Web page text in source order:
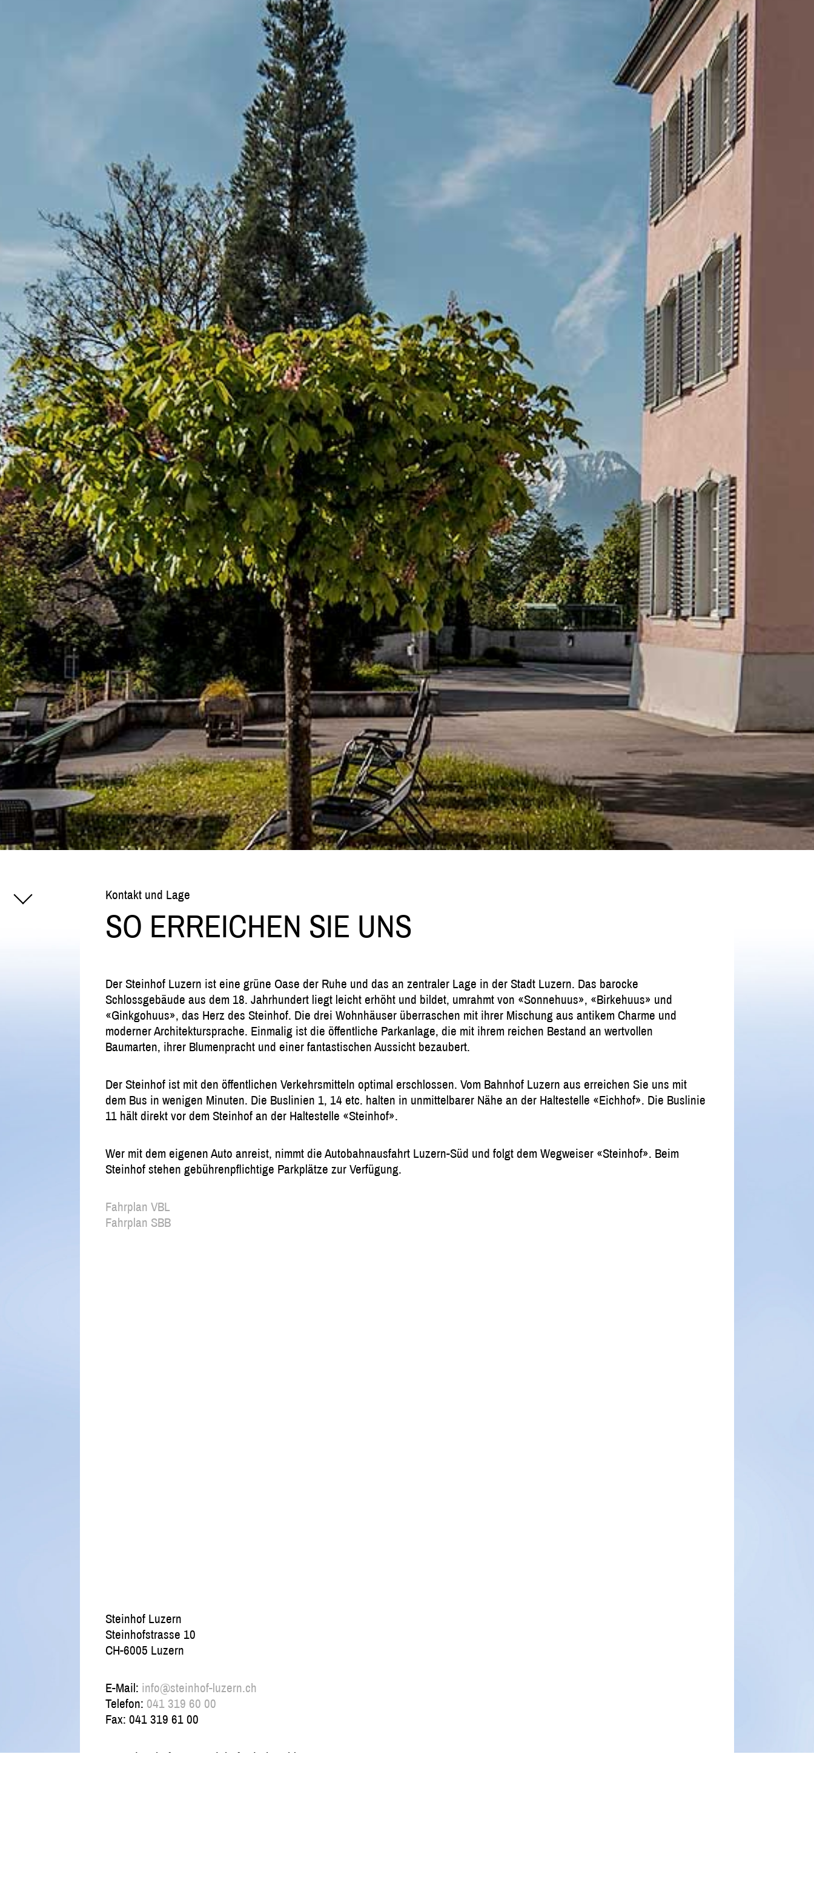
Kontakt und Lage
SO ERREICHEN SIE UNS
Der Steinhof Luzern ist eine grüne Oase der Ruhe und das an zentraler Lage in der Stadt Luzern. Das barocke
Schlossgebäude aus dem 18. Jahrhundert liegt leicht erhöht und bildet, umrahmt von «Sonnehuus», «Birkehuus» und
«Ginkgohuus», das Herz des Steinhof. Die drei Wohnhäuser überraschen mit ihrer Mischung aus antikem Charme und
moderner Architektursprache. Einmalig ist die öffentliche Parkanlage, die mit ihrem reichen Bestand an wertvollen
Baumarten, ihrer Blumenpracht und einer fantastischen Aussicht bezaubert.
Der Steinhof ist mit den öffentlichen Verkehrsmitteln optimal erschlossen. Vom Bahnhof Luzern aus erreichen Sie uns mit
dem Bus in wenigen Minuten. Die Buslinien 1, 14 etc. halten in unmittelbarer Nähe an der Haltestelle «Eichhof». Die Buslinie
11 hält direkt vor dem Steinhof an der Haltestelle «Steinhof».
Wer mit dem eigenen Auto anreist, nimmt die Autobahnausfahrt Luzern-Süd und folgt dem Wegweiser «Steinhof». Beim
Steinhof stehen gebührenpflichtige Parkplätze zur Verfügung.
Fahrplan VBL
Fahrplan SBB
Steinhof Luzern
Steinhofstrasse 10
CH-6005 Luzern
E-Mail: info@steinhof-luzern.ch
Telefon: 041 319 60 00
Fax: 041 319 61 00
Gastwirtschaft zum Steinhof, Direktwahl: